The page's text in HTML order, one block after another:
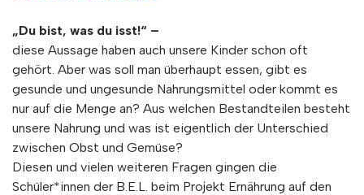
„Du bist, was du isst!“ –
diese Aussage haben auch unsere Kinder schon oft
gehört. Aber was soll man überhaupt essen, gibt es
gesunde und ungesunde Nahrungsmittel oder kommt es
nur auf die Menge an? Aus welchen Bestandteilen besteht
unsere Nahrung und was ist eigentlich der Unterschied
zwischen Obst und Gemüse?
Diesen und vielen weiteren Fragen gingen die
Schüler*innen der B.E.L. beim Projekt Ernährung auf den